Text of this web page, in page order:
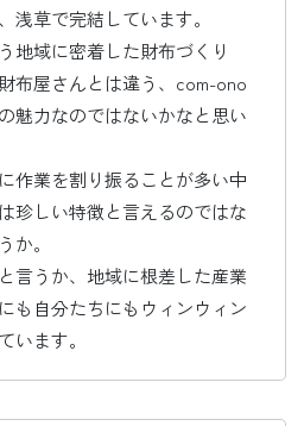
浅草で完結しています。
地域に密着した財布づくり
布屋さんとは違う、com-ono
魅力なのではないかなと思い
作業を割り振ることが多い中
珍しい特徴と言えるのではな
か。
言うか、地域に根差した産業
も自分たちにもウィンウィン
います。